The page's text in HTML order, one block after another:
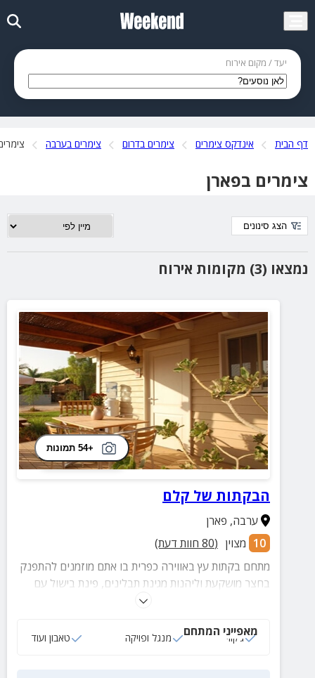
יעד / מקום אירוח
דף הבית אינדקס צימרים צימרים בדרום צימרים בערבה
צימרים בפארן
נמצאו (3) מקומות אירוח
הצג סינונים
+54 תמונות
הבקתות של קלם
ערבה, פארן
10 מצוין (
80 חוות דעת)
מתחם בקתות עץ באווירה כפרית בו אתם מוזמנים להתפנק
בחצר מושקעת וליהנות מגינת תבלינים, פינת בישול עם
מנגל פחמים, טאבון, פויקה, סאג' ועוד מגוון פינוקים
מאפייני המתחם
ג‘קוזי מנגל ופויקה טאבון ועוד